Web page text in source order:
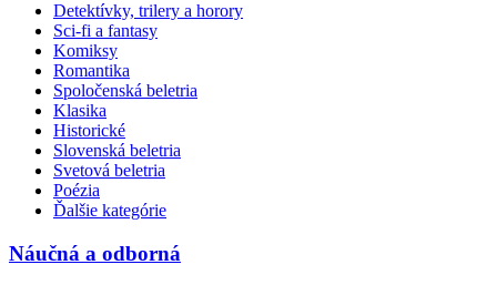
Detektívky, trilery a horory
Sci-fi a fantasy
Komiksy
Romantika
Spoločenská beletria
Klasika
Historické
Slovenská beletria
Svetová beletria
Poézia
Ďalšie kategórie
Náučná a odborná